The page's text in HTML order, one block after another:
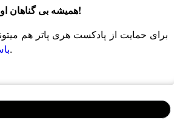
همیشه بی گناهان اولین قربانیان هستن!
برای حمایت از پادکست هری پاتر هم
ما یه سری بزنید.